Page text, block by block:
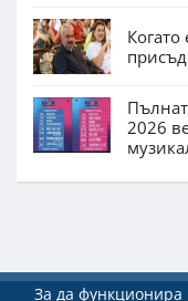
2026
За да функционира